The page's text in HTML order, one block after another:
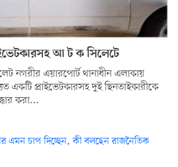
আ ট ক সিলেটে
নগরীর এয়ারপোর্ট থানাধীন এলাকায়
একটি প্রাইভেটকারসহ দুই ছিনতাইকারীকে
করা...